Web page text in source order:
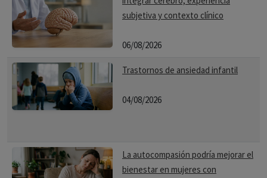
subjetiva y contexto clínico
06/08/2026
Trastornos de ansiedad infantil
04/08/2026
La autocompasión podría mejorar el
bienestar en mujeres con